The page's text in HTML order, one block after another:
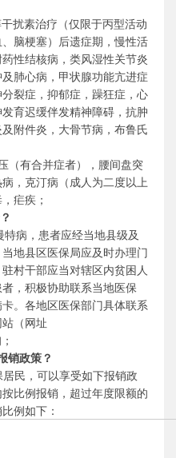
扰素治疗（仅限于丙型活动
脑梗塞）后遗症期，慢性活
性结核病，类风湿性关节炎
肺心病，甲状腺功能亢进症
裂症，抑郁症，躁狂症， 心
育迟缓伴发精神障碍，抗肿
附件炎， 大骨节病，布鲁氏
（有合并症者），腰间盘突
，克汀病（成人为二度以上
， 疟疾；
特病，患者应经当地县级及
地县区医保局应及时办理门
村干部应当对辖区内贫困人
，积极协助联系当地医保
。各地区医保部门具体联系
（网址
销政策？
民，可以享受如下报销政
比例报销，超过年度限额的
例如下：